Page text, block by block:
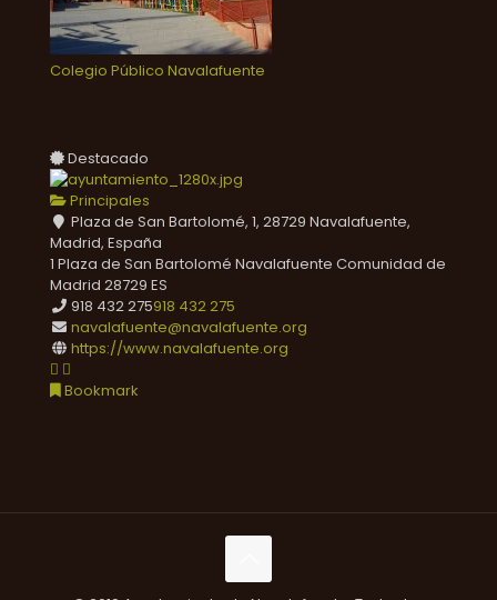
Colegio Público Navalafuente
Destacado
Principales
Plaza de San Bartolomé, 1, 28729 Navalafuente,
Madrid, España
1 Plaza de San Bartolomé Navalafuente Comunidad de
Madrid 28729 ES
918 432 275918 432 275
navalafuente@navalafuente.org
https://www.navalafuente.org
Bookmark